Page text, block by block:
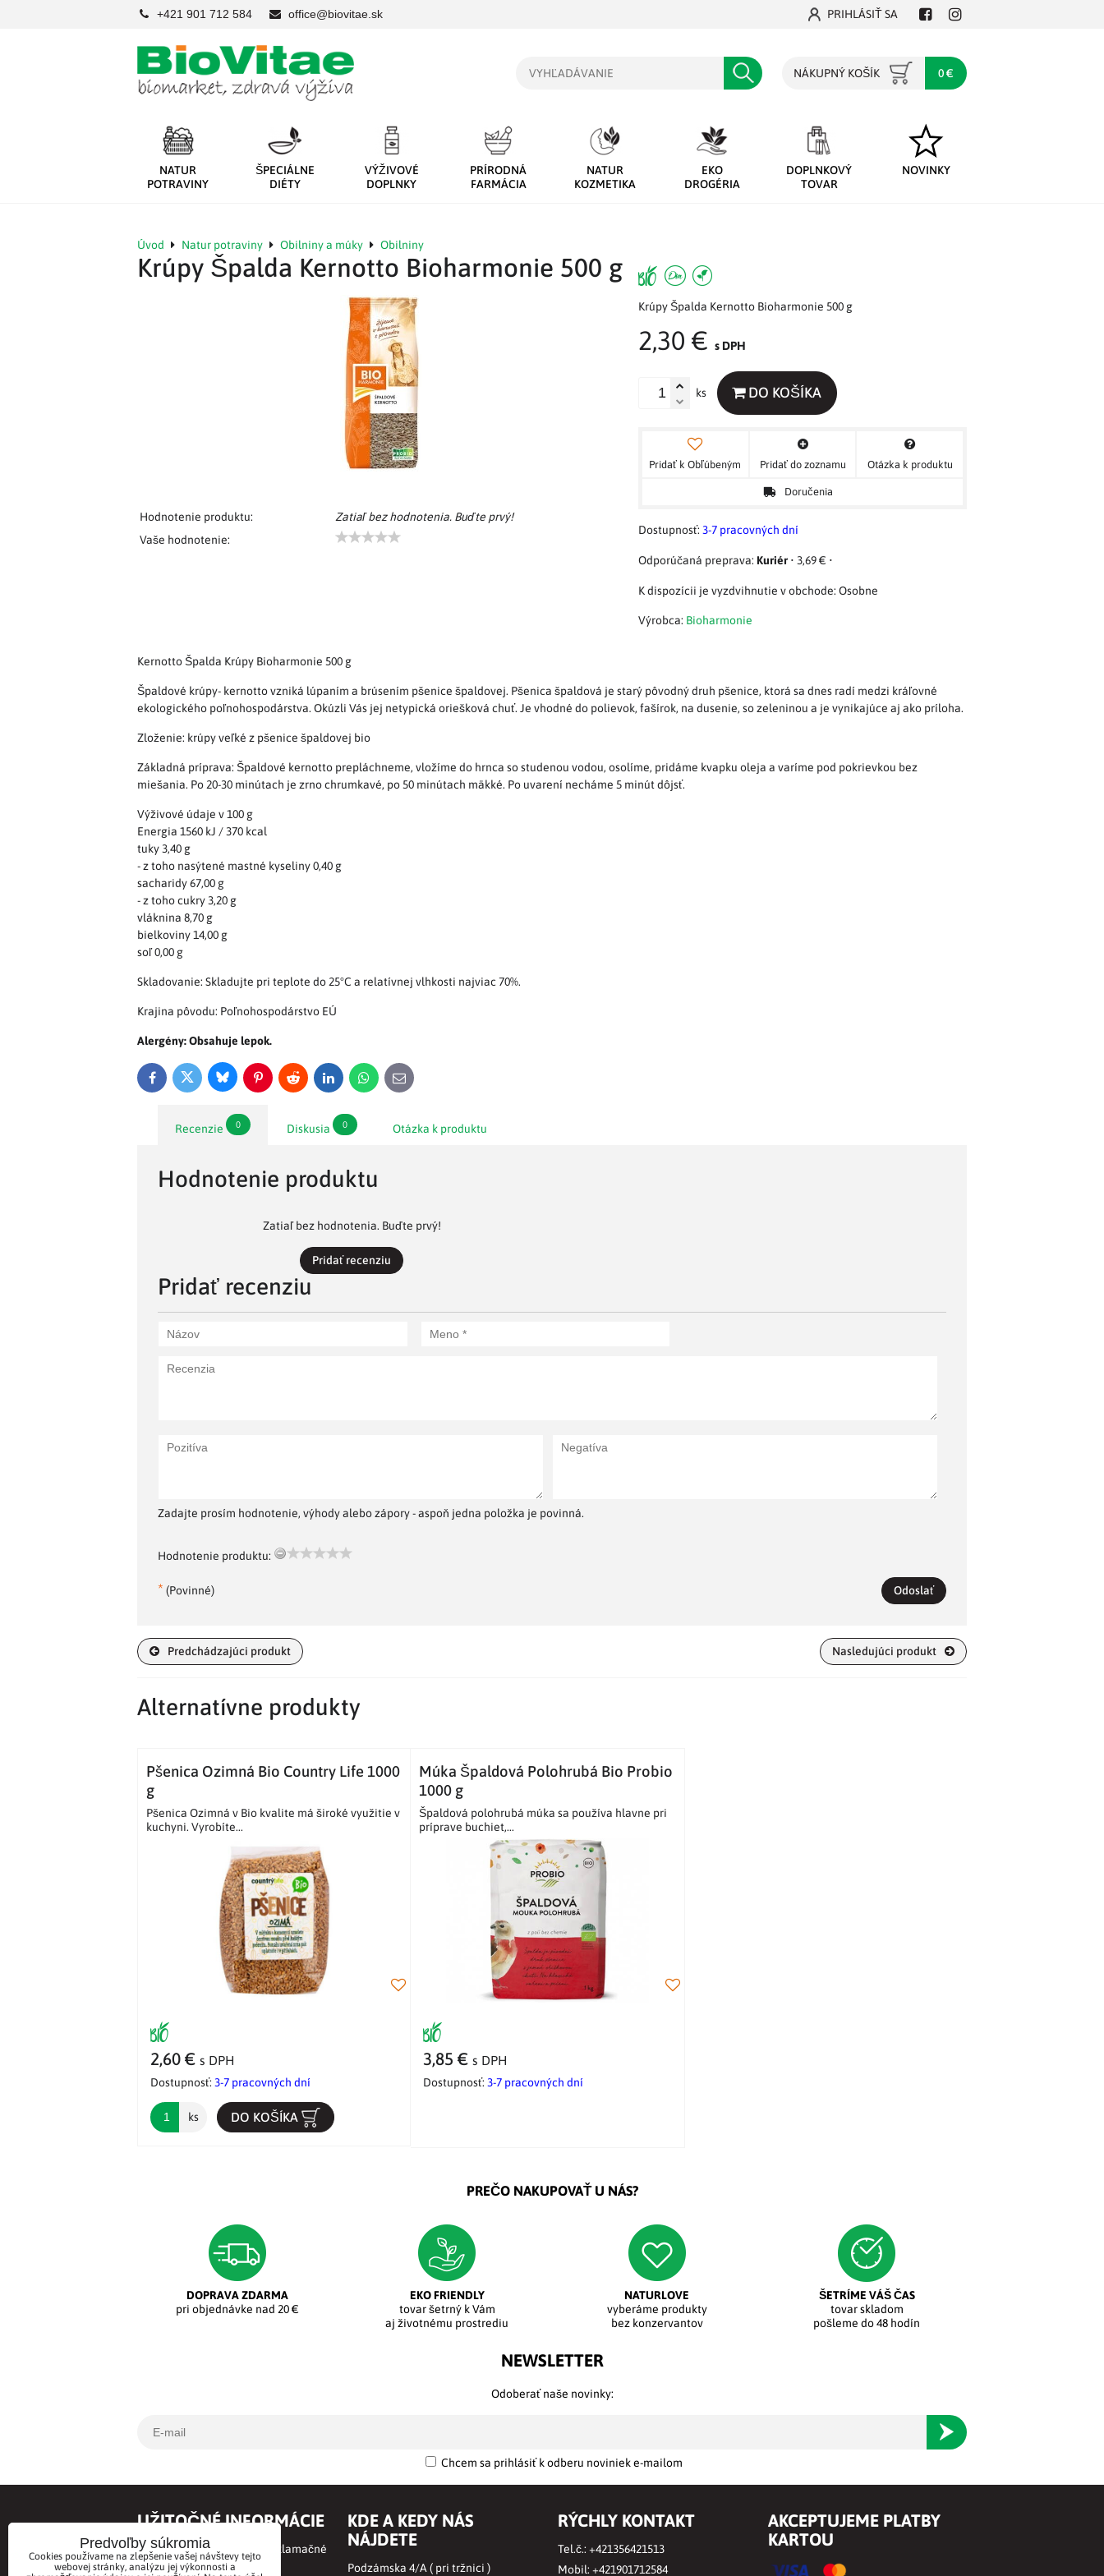
+421 901 712 584 office@biovitae.sk PRIHLÁSIŤ SA
FacebookInstagram
Hľadať NÁKUPNÝ KOŠÍK 0 €
NATUR
POTRAVINY
ŠPECIÁLNE
DIÉTY
VÝŽIVOVÉ
DOPLNKY
PRÍRODNÁ
FARMÁCIA
NATUR
KOZMETIKA
EKO
DROGÉRIA
DOPLNKOVÝ
TOVAR
NOVINKY
Úvod Natur potraviny Obilniny a múky Obilniny
Krúpy Špalda Kernotto Bioharmonie 500 g
Hodnotenie produktu:
Zatiaľ bez hodnotenia. Buďte prvý!
Vaše hodnotenie:
Krúpy Špalda Kernotto Bioharmonie 500 g
2,30 € s DPH
ks DO KOŠÍKA
Pridať k Obľúbeným Pridať do zoznamu Otázka k produktu
Doručenia
Dostupnosť: 3-7 pracovných dní
Kuriér • 3,69 € •
Osobne
Výrobca: Bioharmonie
Kernotto Špalda Krúpy Bioharmonie 500 g
Špaldové krúpy- kernotto vzniká lúpaním a brúsením pšenice špaldovej. Pšenica špaldová je starý pôvodný druh pšenice, ktorá sa dnes radí medzi kráľovné
ekologického poľnohospodárstva. Okúzli Vás jej netypická oriešková chuť. Je vhodné do polievok, fašírok, na dusenie, so zeleninou a je vynikajúce aj ako príloha.
Zloženie: krúpy veľké z pšenice špaldovej bio
Základná príprava: Špaldové kernotto prepláchneme, vložíme do hrnca so studenou vodou, osolíme, pridáme kvapku oleja a varíme pod pokrievkou bez
miešania. Po 20-30 minútach je zrno chrumkavé, po 50 minútach mäkké. Po uvarení necháme 5 minút dôjsť.
Výživové údaje v 100 g
Energia 1560 kJ / 370 kcal
tuky 3,40 g
- z toho nasýtené mastné kyseliny 0,40 g
sacharidy 67,00 g
- z toho cukry 3,20 g
vláknina 8,70 g
bielkoviny 14,00 g
soľ 0,00 g
Skladovanie: Skladujte pri teplote do 25°C a relatívnej vlhkosti najviac 70%.
Krajina pôvodu: Poľnohospodárstvo EÚ
Alergény: Obsahuje lepok.
FacebookTwitterBlueskyPinterestRedditLinkedInWhatsApp
E-
mail
Recenzie 0 Diskusia 0 Otázka k produktu
Hodnotenie produktu
Zatiaľ bez hodnotenia. Buďte prvý!
Pridať recenziu
Pridať recenziu
Zadajte prosím hodnotenie, výhody alebo zápory - aspoň jedna položka je povinná.
Hodnotenie produktu:
* (Povinné) Odoslať
Predchádzajúci produkt Nasledujúci produkt
Alternatívne produkty
Pšenica Ozimná Bio Country Life 1000
g
Pšenica Ozimná v Bio kvalite má široké využitie v
kuchyni. Vyrobíte...
2,60 € s DPH
Dostupnosť: 3-7 pracovných dní
ks DO KOŠÍKA
Múka Špaldová Polohrubá Bio Probio
1000 g
Špaldová polohrubá múka sa používa hlavne pri
príprave buchiet,...
3,85 €s DPH
Dostupnosť: 3-7 pracovných dní
PREČO NAKUPOVAŤ U NÁS?
DOPRAVA ZDARMA
pri objednávke nad 20 €
EKO FRIENDLY
tovar šetrný k Vám
aj životnému prostrediu
NATURLOVE
vyberáme produkty
bez konzervantov
ŠETRÍME VÁŠ ČAS
tovar skladom
pošleme do 48 hodín
NEWSLETTER
Odoberať naše novinky:
Odoberať
Chcem sa prihlásiť k odberu noviniek e-mailom
UŽITOČNÉ INFORMÁCIE
Obchodné podmienky a Reklamačné
podmienky
KDE A KEDY NÁS
NÁJDETE
Podzámska 4/A ( pri tržnici )
RÝCHLY KONTAKT
Tel.č.: +421356421513
Mobil: +421901712584
AKCEPTUJEME PLATBY
KARTOU
Predvoľby súkromia
Cookies používame na zlepšenie vašej návštevy tejto
webovej stránky, analýzu jej výkonnosti a